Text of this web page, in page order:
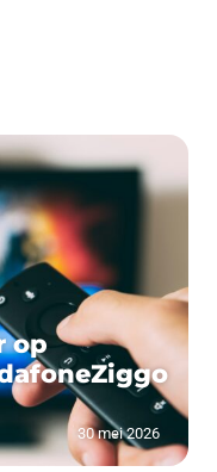
op
30 mei 2026